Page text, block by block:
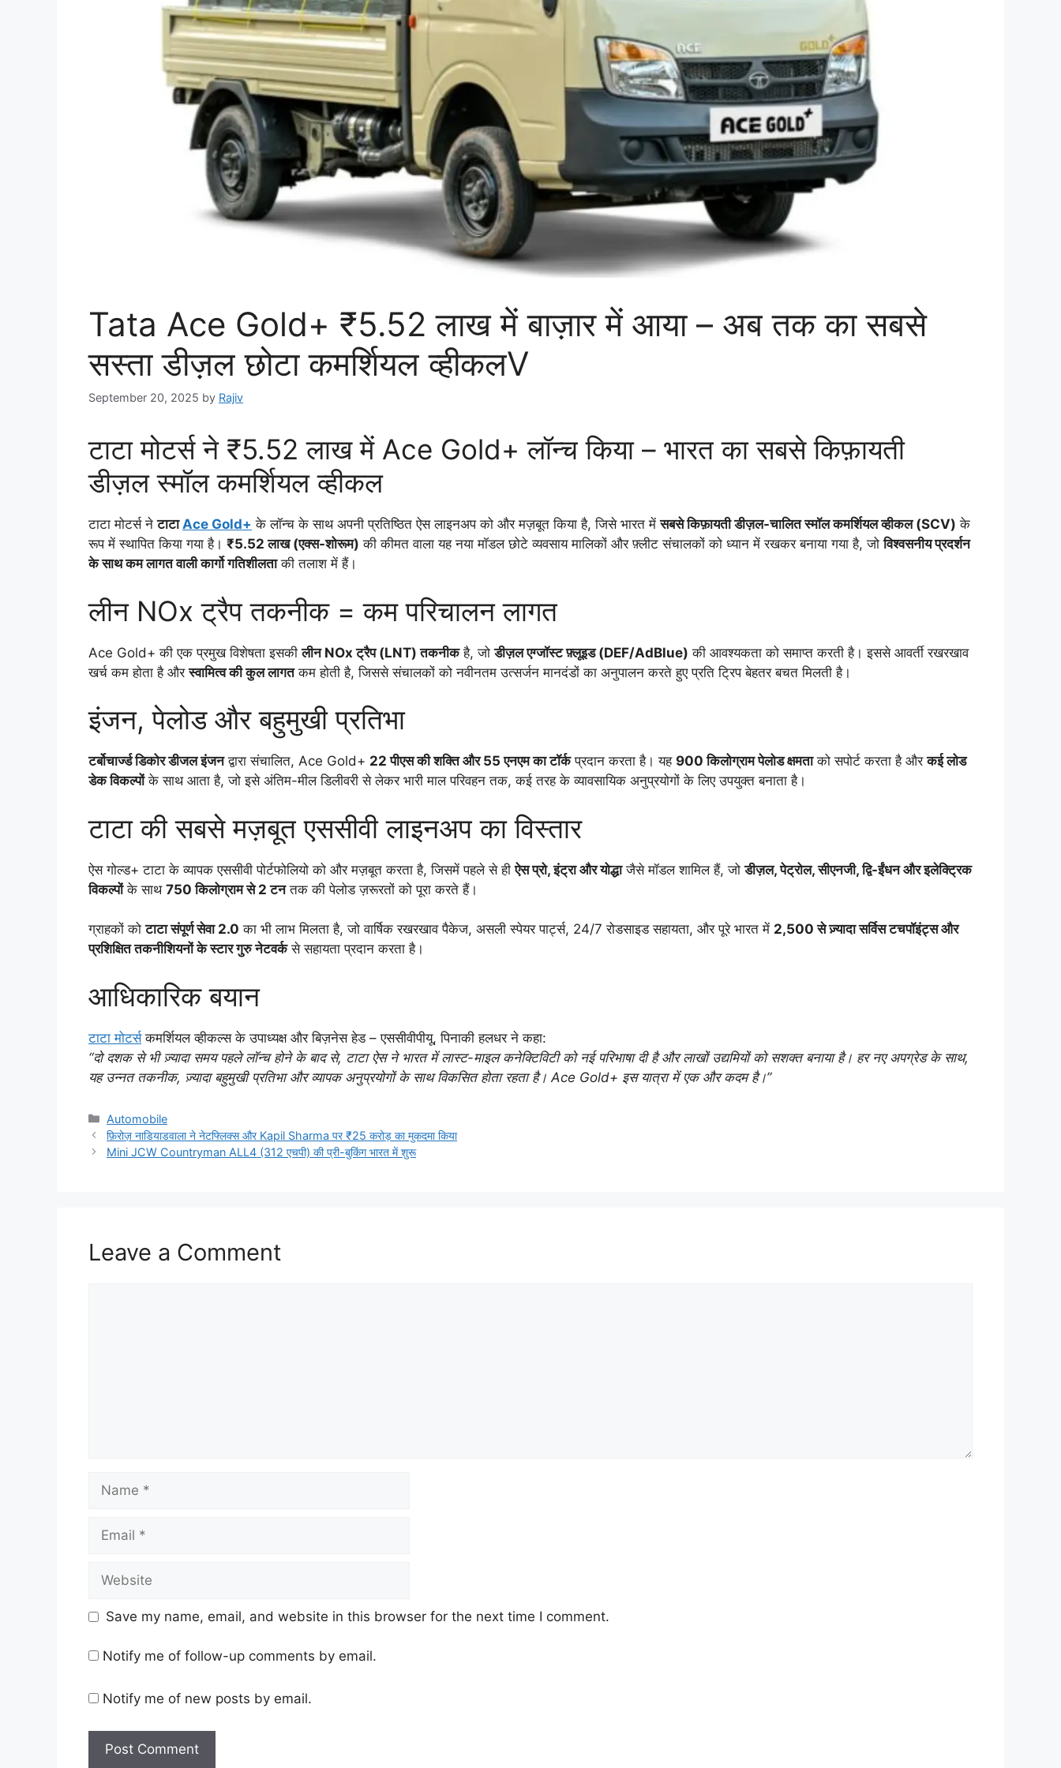
Tata Ace Gold+ ₹5.52 लाख में बाज़ार में आया – अब तक का सबसे
सस्ता डीज़ल छोटा कमर्शियल व्हीकलV
September 20, 2025 by Rajiv
टाटा मोटर्स ने ₹5.52 लाख में Ace Gold+ लॉन्च किया – भारत का सबसे किफ़ायती
डीज़ल स्मॉल कमर्शियल व्हीकल
टाटा मोटर्स नेटाटाAce Gold+ के लॉन्च के साथ अपनी प्रतिष्ठित ऐस लाइनअप को और मज़बूत किया है, जिसे भारत मेंसबसे किफ़ायती डीज़ल-चालित स्मॉल कमर्शियल व्हीकल (SCV) के
रूप में स्थापित किया गया है। ₹5.52 लाख (एक्स-शोरूम) की कीमत वाला यह नया मॉडल छोटे व्यवसाय मालिकों और फ़्लीट संचालकों को ध्यान में रखकर बनाया गया है, जोविश्वसनीय प्रदर्शन
के साथ कम लागत वाली कार्गो गतिशीलताकी तलाश में हैं।
लीन NOx ट्रैप तकनीक = कम परिचालन लागत
Ace Gold+ की एक प्रमुख विशेषता इसकीलीन NOx ट्रैप (LNT) तकनीकहै, जोडीज़ल एग्जॉस्ट फ़्लूइड (DEF/AdBlue) की आवश्यकता को समाप्त करती है। इससे आवर्ती रखरखाव
खर्च कम होता है औरस्वामित्व की कुल लागतकम होती है, जिससे संचालकों को नवीनतम उत्सर्जन मानदंडों का अनुपालन करते हुए प्रति ट्रिप बेहतर बचत मिलती है।
इंजन, पेलोड और बहुमुखी प्रतिभा
टर्बोचार्ज्ड डिकोर डीजल इंजनद्वारा संचालित, Ace Gold+ 22 पीएस की शक्ति और 55 एनएम का टॉर्कप्रदान करता है। यह 900 किलोग्राम पेलोड क्षमताको सपोर्ट करता है औरकई लोड
डेक विकल्पोंके साथ आता है, जो इसे अंतिम-मील डिलीवरी से लेकर भारी माल परिवहन तक, कई तरह के व्यावसायिक अनुप्रयोगों के लिए उपयुक्त बनाता है।
टाटा की सबसे मज़बूत एससीवी लाइनअप का विस्तार
ऐस गोल्ड+ टाटा के व्यापक एससीवी पोर्टफोलियो को और मज़बूत करता है, जिसमें पहले से हीऐस प्रो, इंट्रा और योद्धाजैसे मॉडल शामिल हैं, जोडीज़ल, पेट्रोल, सीएनजी, द्वि-ईंधन और इलेक्ट्रिक
विकल्पोंके साथ 750 किलोग्राम से 2 टनतक की पेलोड ज़रूरतों को पूरा करते हैं।
ग्राहकों कोटाटा संपूर्ण सेवा 2.0 का भी लाभ मिलता है, जो वार्षिक रखरखाव पैकेज, असली स्पेयर पार्ट्स, 24/7 रोडसाइड सहायता, और पूरे भारत में 2,500 से ज़्यादा सर्विस टचपॉइंट्स और
प्रशिक्षित तकनीशियनों के स्टार गुरु नेटवर्कसे सहायता प्रदान करता है।
आधिकारिक बयान
टाटा मोटर्सकमर्शियल व्हीकल्स के उपाध्यक्ष और बिज़नेस हेड – एससीवीपीयू, पिनाकी हलधर ने कहा:
“दो दशक से भी ज़्यादा समय पहले लॉन्च होने के बाद से, टाटा ऐस ने भारत में लास्ट-माइल कनेक्टिविटी को नई परिभाषा दी है और लाखों उद्यमियों को सशक्त बनाया है। हर नए अपग्रेड के साथ,
यह उन्नत तकनीक, ज़्यादा बहुमुखी प्रतिभा और व्यापक अनुप्रयोगों के साथ विकसित होता रहता है। Ace Gold+ इस यात्रा में एक और कदम है।”
Categories
Automobile
फ़िरोज़ नाडियाडवाला ने नेटफ्लिक्स और Kapil Sharma पर ₹25 करोड़ का मुकदमा किया
Mini JCW Countryman ALL4 (312 एचपी) की प्री-बुकिंग भारत में शुरू
Leave a Comment
Save my name, email, and website in this browser for the next time I comment.
Notify me of follow-up comments by email.
Notify me of new posts by email.